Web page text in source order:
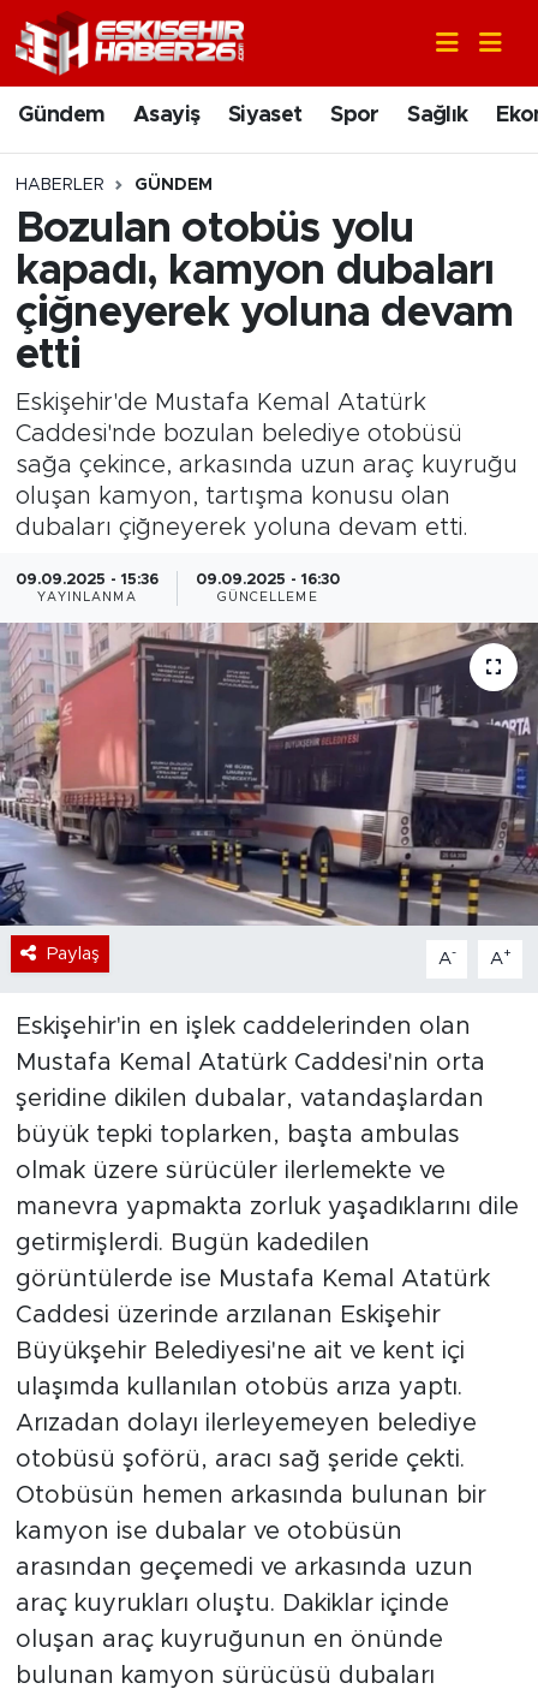
Gündem Asayiş Siyaset Spor Sağlık
HABERLER GÜNDEM
Bozulan otobüs yolu
kapadı, kamyon dubaları
çiğneyerek yoluna devam
etti
Eskişehir'de Mustafa Kemal Atatürk
Caddesi'nde bozulan belediye otobüsü
sağa çekince, arkasında uzun araç kuyruğu
oluşan kamyon, tartışma konusu olan
dubaları çiğneyerek yoluna devam etti.
09.09.2025 - 15:36
YAYINLANMA
09.09.2025 - 16:30
GÜNCELLEME
Paylaş A- A+
Eskişehir'in en işlek caddelerinden olan
Mustafa Kemal Atatürk Caddesi'nin orta
şeridine dikilen dubalar, vatandaşlardan
büyük tepki toplarken, başta ambulas
olmak üzere sürücüler ilerlemekte ve
manevra yapmakta zorluk yaşadıklarını dile
getirmişlerdi. Bugün kadedilen
görüntülerde ise Mustafa Kemal Atatürk
Caddesi üzerinde arzılanan Eskişehir
Büyükşehir Belediyesi'ne ait ve kent içi
ulaşımda kullanılan otobüs arıza yaptı.
Arızadan dolayı ilerleyemeyen belediye
otobüsü şoförü, aracı sağ şeride çekti.
Otobüsün hemen arkasında bulunan bir
kamyon ise dubalar ve otobüsün
arasından geçemedi ve arkasında uzun
araç kuyrukları oluştu. Dakiklar içinde
oluşan araç kuyruğunun en önünde
bulunan kamyon sürücüsü dubaları
Gündem
Asayiş
Siyaset
Spor
Sağlık
Ekonomi
Eğitim
Sanat
Bölge
Teknoloji
Magazin
Dünya
Sektör
Nöbetçi Eczaneler
Hava Durumu
Trafik Durumu
Süper Lig Puan Durumu ve Fikstür
Tüm Manşetler
Son Dakika Haberleri
Haber Arşivi